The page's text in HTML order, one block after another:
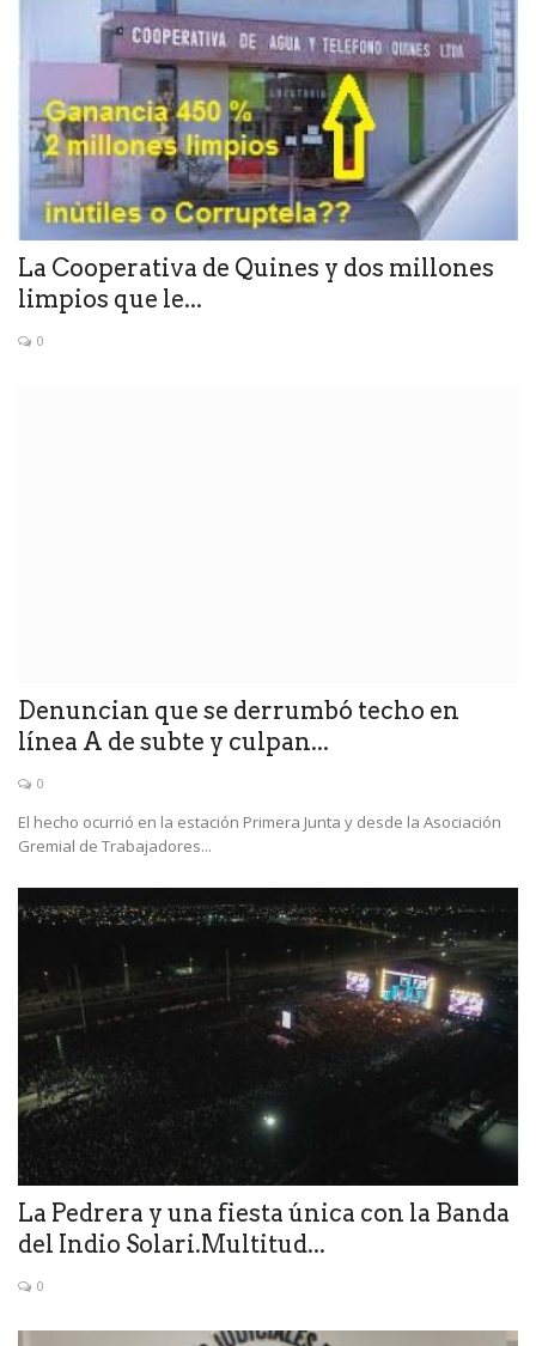
La Cooperativa de Quines y dos millones
limpios que le...
0
Denuncian que se derrumbó techo en
línea A de subte y culpan...
0
El hecho ocurrió en la estación Primera Junta y desde la Asociación
Gremial de Trabajadores...
La Pedrera y una fiesta única con la Banda
del Indio Solari.Multitud...
0